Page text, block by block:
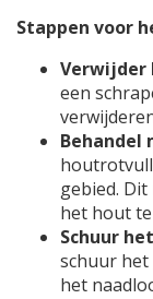
Stappen voor
een
gebied.
het hout
Schuur
schuur
het